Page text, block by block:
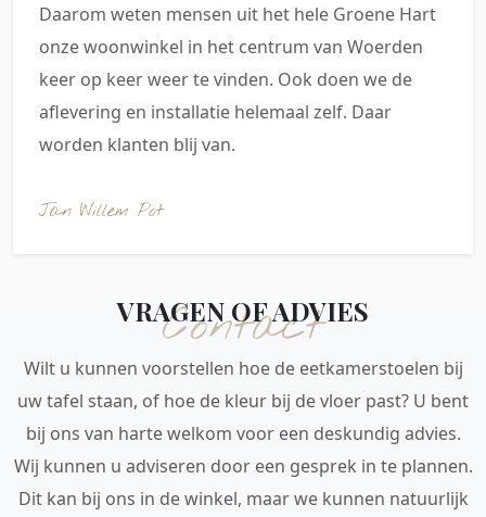
Daarom weten mensen uit het hele Groene Hart
onze woonwinkel in het centrum van Woerden
keer op keer weer te vinden. Ook doen we de
aflevering en installatie helemaal zelf. Daar
worden klanten blij van.
Jan Willem Pot
Contact
VRAGEN OF ADVIES
Wilt u kunnen voorstellen hoe de eetkamerstoelen bij
uw tafel staan, of hoe de kleur bij de vloer past? U bent
bij ons van harte welkom voor een deskundig advies.
Wij kunnen u adviseren door een gesprek in te plannen.
Dit kan bij ons in de winkel, maar we kunnen natuurlijk